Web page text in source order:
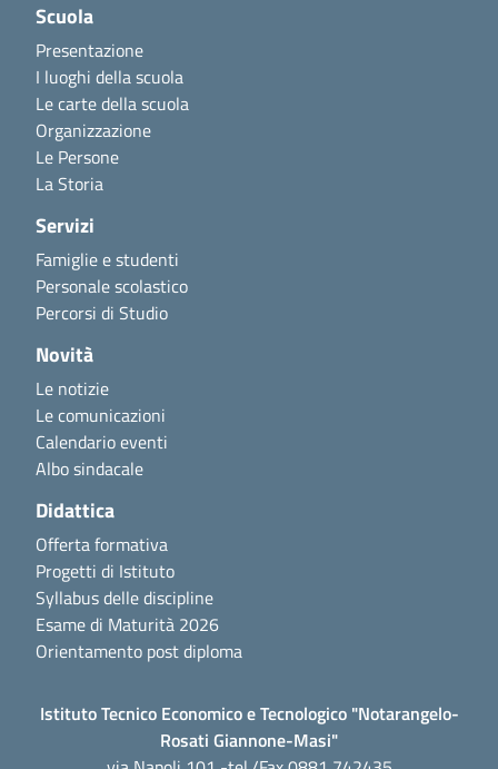
Scuola
Presentazione
I luoghi della scuola
Le carte della scuola
Organizzazione
Le Persone
La Storia
Servizi
Famiglie e studenti
Personale scolastico
Percorsi di Studio
Novità
Le notizie
Le comunicazioni
Calendario eventi
Albo sindacale
Didattica
Offerta formativa
Progetti di Istituto
Syllabus delle discipline
Esame di Maturità 2026
Orientamento post diploma
Istituto Tecnico Economico e Tecnologico "Notarangelo-
Rosati Giannone-Masi"